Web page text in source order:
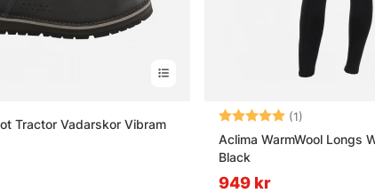
Tractor Vadarskor Vibram
Betyg: (1)
Aclima WarmWool Longs
Black
949 kr